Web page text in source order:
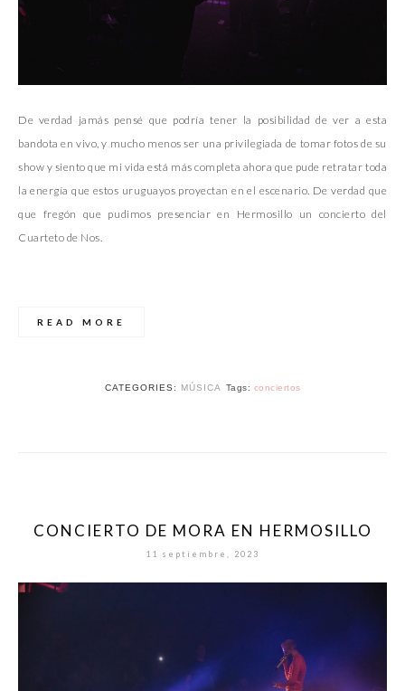
De verdad jamás pensé que podría tener la posibilidad de ver a esta
bandota en vivo, y mucho menos ser una privilegiada de tomar fotos de su
show y siento que mi vida está más completa ahora que pude retratar toda
la energía que estos uruguayos proyectan en el escenario. De verdad que
que fregón que pudimos presenciar en Hermosillo un concierto del
Cuarteto de Nos.
READ MORE
CATEGORIES: MÚSICA Tags: conciertos
CONCIERTO DE MORA EN HERMOSILLO
11 septiembre, 2023